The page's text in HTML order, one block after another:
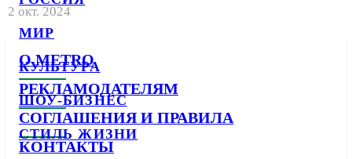
МИР
КУЛЬТУРА
ШОУ-БИЗНЕС
СТИЛЬ ЖИЗНИ
2 окт. 2024
О METRO
РЕКЛАМОДАТЕЛЯМ
СОГЛАШЕНИЯ И ПРАВИЛА
КОНТАКТЫ